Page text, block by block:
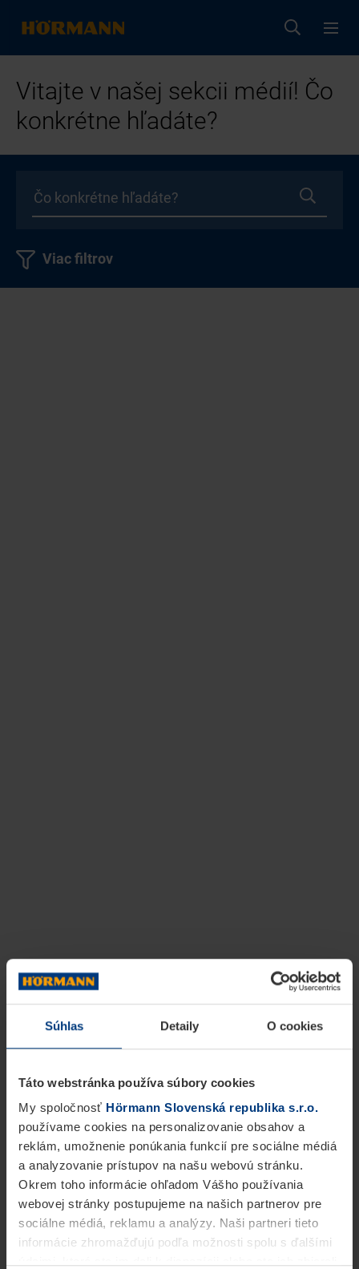
Súhlas Detaily O cookies
Táto webstránka používa súbory cookies
My spoločnosť Hörmann Slovenská republika s.r.o.
používame cookies na personalizovanie obsahov a
reklám, umožnenie ponúkania funkcií pre sociálne médiá
a analyzovanie prístupov na našu webovú stránku.
Okrem toho informácie ohľadom Vášho používania
webovej stránky postupujeme na našich partnerov pre
sociálne médiá, reklamu a analýzy. Naši partneri tieto
informácie zhromažďujú podľa možnosti spolu s ďalšími
Vitajte v našej sekcii médií! Čo
konkrétne hľadáte?
Viac filtrov